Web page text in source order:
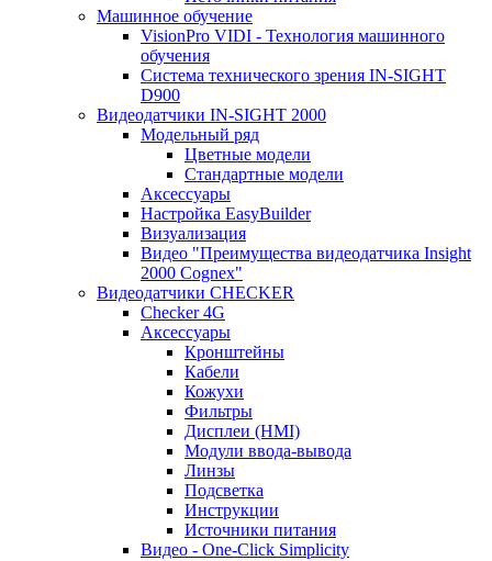
Машинное обучение
VisionPro VIDI - Технология машинного
обучения
Cистема технического зрения IN-SIGHT
D900
Видеодатчики IN-SIGHT 2000
Модельный ряд
Цветные модели
Стандартные модели
Аксессуары
Настройка EasyBuilder
Визуализация
Видео "Преимущества видеодатчика Insight
2000 Cognex"
Видеодатчики CHECKER
Checker 4G
Аксессуары
Кронштейны
Кабели
Кожухи
Фильтры
Дисплеи (HMI)
Модули ввода-вывода
Линзы
Подсветка
Инструкции
Источники питания
Видео - One-Click Simplicity